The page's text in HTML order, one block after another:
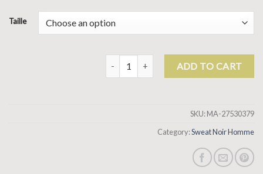
Taille
sweat noir homme quantityADD TO CART
SKU:MA-27530379
Category:Sweat Noir Homme